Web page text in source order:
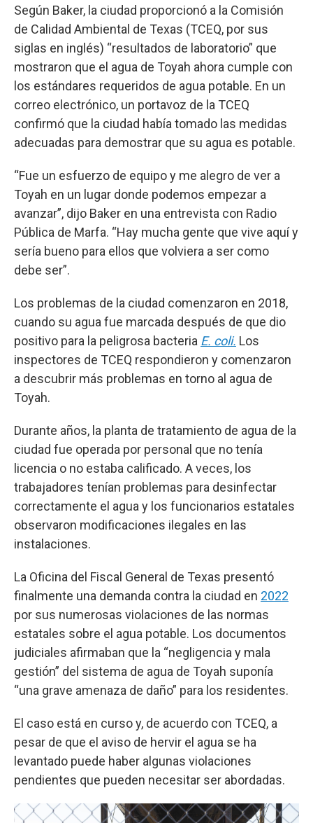
Según Baker, la ciudad proporcionó a la Comisión
de Calidad Ambiental de Texas (TCEQ, por sus
siglas en inglés) “resultados de laboratorio” que
mostraron que el agua de Toyah ahora cumple con
los estándares requeridos de agua potable. En un
correo electrónico, un portavoz de la TCEQ
confirmó que la ciudad había tomado las medidas
adecuadas para demostrar que su agua es potable.
“Fue un esfuerzo de equipo y me alegro de ver a
Toyah en un lugar donde podemos empezar a
avanzar”, dijo Baker en una entrevista con Radio
Pública de Marfa. “Hay mucha gente que vive aquí y
sería bueno para ellos que volviera a ser como
debe ser”.
Los problemas de la ciudad comenzaron en 2018,
cuando su agua fue marcada después de que dio
positivo para la peligrosa bacteria E. coli. Los
inspectores de TCEQ respondieron y comenzaron
a descubrir más problemas en torno al agua de
Toyah.
Durante años, la planta de tratamiento de agua de la
ciudad fue operada por personal que no tenía
licencia o no estaba calificado. A veces, los
trabajadores tenían problemas para desinfectar
correctamente el agua y los funcionarios estatales
observaron modificaciones ilegales en las
instalaciones.
La Oficina del Fiscal General de Texas presentó
finalmente una demanda contra la ciudad en 2022
por sus numerosas violaciones de las normas
estatales sobre el agua potable. Los documentos
judiciales afirmaban que la “negligencia y mala
gestión” del sistema de agua de Toyah suponía
“una grave amenaza de daño” para los residentes.
El caso está en curso y, de acuerdo con TCEQ, a
pesar de que el aviso de hervir el agua se ha
levantado puede haber algunas violaciones
pendientes que pueden necesitar ser abordadas.